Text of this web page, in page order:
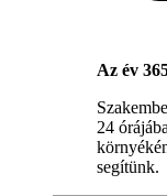
Az év
24
segítünk.